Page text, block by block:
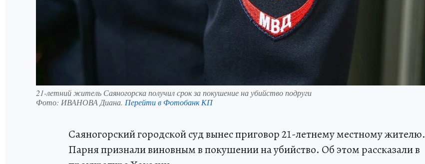
21-летний житель Саяногорска получил срок за покушение на убийство подруги
Фото: ИВАНОВА Диана. Перейти в Фотобанк КП
Саяногорский городской суд вынес приговор 21-летнему местному жителю.
Парня признали виновным в покушении на убийство. Об этом рассказали в